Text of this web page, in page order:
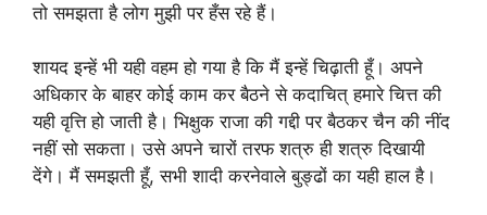
तो समझता है लोग मुझी पर हँस रहे हैं।
शायद इन्हें भी यही वहम हो गया है कि मैं इन्हें चिढ़ाती हूँ। अपने
अधिकार के बाहर कोई काम कर बैठने से कदाचित् हमारे चित्त की
यही वृत्ति हो जाती है। भिक्षुक राजा की गद्दी पर बैठकर चैन की नींद
नहीं सो सकता। उसे अपने चारों तरफ शत्रु ही शत्रु दिखायी
देंगे। मैं समझती हूँ, सभी शादी करनेवाले बुङ्ढों का यही हाल है।